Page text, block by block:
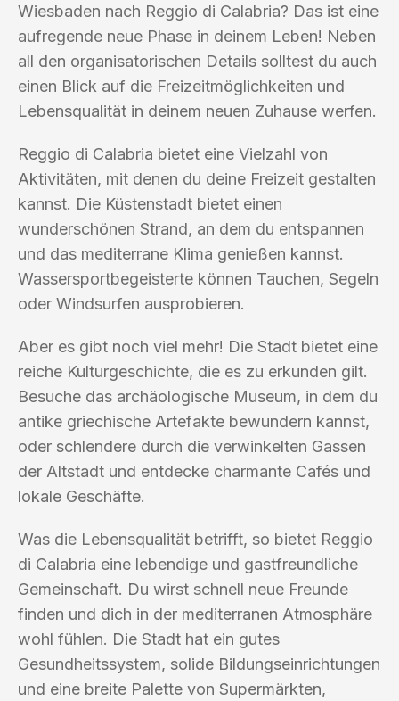
Wiesbaden nach Reggio di Calabria? Das ist eine
aufregende neue Phase in deinem Leben! Neben
all den organisatorischen Details solltest du auch
einen Blick auf die Freizeitmöglichkeiten und
Lebensqualität in deinem neuen Zuhause werfen.
Reggio di Calabria bietet eine Vielzahl von
Aktivitäten, mit denen du deine Freizeit gestalten
kannst. Die Küstenstadt bietet einen
wunderschönen Strand, an dem du entspannen
und das mediterrane Klima genießen kannst.
Wassersportbegeisterte können Tauchen, Segeln
oder Windsurfen ausprobieren.
Aber es gibt noch viel mehr! Die Stadt bietet eine
reiche Kulturgeschichte, die es zu erkunden gilt.
Besuche das archäologische Museum, in dem du
antike griechische Artefakte bewundern kannst,
oder schlendere durch die verwinkelten Gassen
der Altstadt und entdecke charmante Cafés und
lokale Geschäfte.
Was die Lebensqualität betrifft, so bietet Reggio
di Calabria eine lebendige und gastfreundliche
Gemeinschaft. Du wirst schnell neue Freunde
finden und dich in der mediterranen Atmosphäre
wohl fühlen. Die Stadt hat ein gutes
Gesundheitssystem, solide Bildungseinrichtungen
und eine breite Palette von Supermärkten,